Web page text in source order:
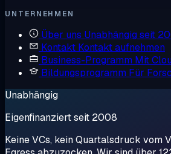
UNTERNEHMEN
Über uns Unabhängig seit
Kontakt Kontakt aufnehmen
Business-Programm Mit
Bildungsprogramm Für
Unabhängig
Eigenfinanziert seit 2008
Keine VCs, kein Quartalsdruck vom